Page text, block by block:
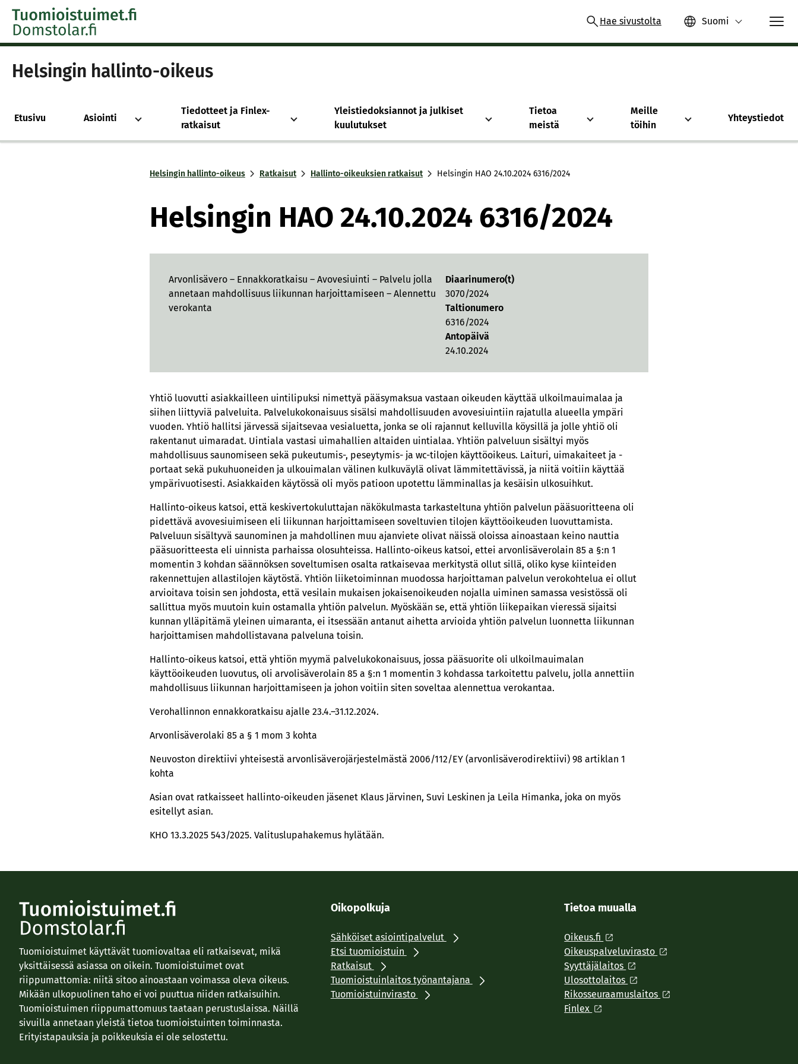
Skip to content -saavutettavuusohje
Hae sivustolta Suomi
Helsingin hallinto-oikeus
Etusivu Asiointi
Tiedotteet ja Finlex-
ratkaisut
Yleistiedoksiannot ja julkiset
kuulutukset
Tietoa
meistä
Meille
töihin
Yhteystiedot
Helsingin hallinto-oikeus Ratkaisut Hallinto-oikeuksien ratkaisut Hel­sin­gin HAO 24.10.2024 6316/​2024
Hel­sin­gin HAO 24.10.2024 6316/​2024
Arvonlisävero – Ennakkoratkaisu – Avovesiuinti – Palvelu jolla
annetaan mahdollisuus liikunnan harjoittamiseen – Alennettu
verokanta
Diaarinumero(t)
3070/2024
Taltionumero
6316/2024
Antopäivä
24.10.2024
Yhtiö luovutti asiakkailleen uintilipuksi nimettyä pääsymaksua vastaan oikeuden käyttää ulkoilmauimalaa ja
siihen liittyviä palveluita. Palvelukokonaisuus sisälsi mahdollisuuden avovesiuintiin rajatulla alueella ympäri
vuoden. Yhtiö hallitsi järvessä sijaitsevaa vesialuetta, jonka se oli rajannut kelluvilla köysillä ja jolle yhtiö oli
rakentanut uimaradat. Uintiala vastasi uimahallien altaiden uintialaa. Yhtiön palveluun sisältyi myös
mahdollisuus saunomiseen sekä pukeutumis-, peseytymis- ja wc-tilojen käyttöoikeus. Laituri, uimakaiteet ja -
portaat sekä pukuhuoneiden ja ulkouimalan välinen kulkuväylä olivat lämmitettävissä, ja niitä voitiin käyttää
ympärivuotisesti. Asiakkaiden käytössä oli myös patioon upotettu lämminallas ja kesäisin ulkosuihkut.
Hallinto-oikeus katsoi, että keskivertokuluttajan näkökulmasta tarkasteltuna yhtiön palvelun pääsuoritteena oli
pidettävä avovesiuimiseen eli liikunnan harjoittamiseen soveltuvien tilojen käyttöoikeuden luovuttamista.
Palveluun sisältyvä saunominen ja mahdollinen muu ajanviete olivat näissä oloissa ainoastaan keino nauttia
pääsuoritteesta eli uinnista parhaissa olosuhteissa. Hallinto-oikeus katsoi, ettei arvonlisäverolain 85 a §:n 1
momentin 3 kohdan säännöksen soveltumisen osalta ratkaisevaa merkitystä ollut sillä, oliko kyse kiinteiden
rakennettujen allastilojen käytöstä. Yhtiön liiketoiminnan muodossa harjoittaman palvelun verokohtelua ei ollut
arvioitava toisin sen johdosta, että vesilain mukaisen jokaisenoikeuden nojalla uiminen samassa vesistössä oli
sallittua myös muutoin kuin ostamalla yhtiön palvelun. Myöskään se, että yhtiön liikepaikan vieressä sijaitsi
kunnan ylläpitämä yleinen uimaranta, ei itsessään antanut aihetta arvioida yhtiön palvelun luonnetta liikunnan
harjoittamisen mahdollistavana palveluna toisin.
Hallinto-oikeus katsoi, että yhtiön myymä palvelukokonaisuus, jossa pääsuorite oli ulkoilmauimalan
käyttöoikeuden luovutus, oli arvolisäverolain 85 a §:n 1 momentin 3 kohdassa tarkoitettu palvelu, jolla annettiin
mahdollisuus liikunnan harjoittamiseen ja johon voitiin siten soveltaa alennettua verokantaa.
Verohallinnon ennakkoratkaisu ajalle 23.4.–31.12.2024.
Arvonlisäverolaki 85 a § 1 mom 3 kohta
Neuvoston direktiivi yhteisestä arvonlisäverojärjestelmästä 2006/112/EY (arvonlisäverodirektiivi) 98 artiklan 1
kohta
Asian ovat ratkaisseet hallinto-oikeuden jäsenet Klaus Järvinen, Suvi Leskinen ja Leila Himanka, joka on myös
esitellyt asian.
KHO 13.3.2025 543/2025. Valituslupahakemus hylätään.
Tuomioistuimet käyttävät tuomiovaltaa eli ratkaisevat, mikä
yksittäisessä asiassa on oikein. Tuomioistuimet ovat
riippumattomia: niitä sitoo ainoastaan voimassa oleva oikeus.
Mikään ulkopuolinen taho ei voi puuttua niiden ratkaisuihin.
Tuomioistuimen riippumattomuus taataan perustuslaissa. Näillä
sivuilla annetaan yleistä tietoa tuomioistuinten toiminnasta.
Erityistapauksia ja poikkeuksia ei ole selostettu.
Oikopolkuja
Sähköiset asiointipalvelut
Etsi tuomioistuin
Ratkaisut
Tuomioistuinlaitos työnantajana
Tuomioistuinvirasto
Tietoa muualla
Oikeus.fi
Oikeuspalveluvirasto
Syyttäjälaitos
Ulosottolaitos
Rikosseuraamuslaitos
Finlex